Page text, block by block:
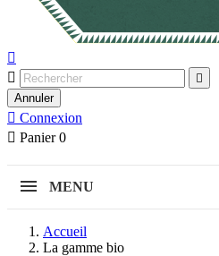



Annuler
 Connexion
 Panier 0
MENU
Accueil
La gamme bio